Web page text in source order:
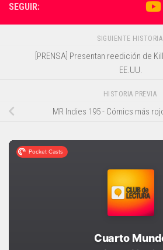
SEGUIR:
SIGUIENTE HISTORIA
[PRENSA] Presentan reedición de
EE.UU.
HISTORIA PREVIA
MR Indies 195 - Cómics más